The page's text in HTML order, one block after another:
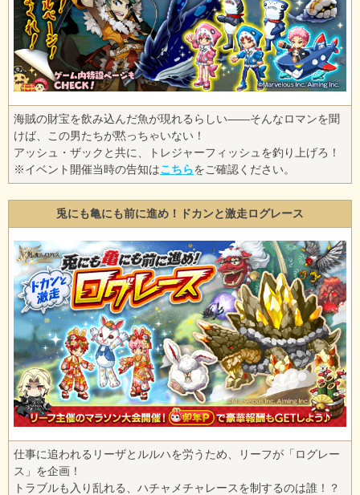
海賊の財宝を飲み込んだ魚が現れるらしい――そんなロマンを聞
けば、この男たちが黙っちゃいない！
アッシュ・ザックと共に、トレジャーフィッシュを釣り上げろ！
※イベント開催当時の告知はこちらをご確認ください。
兎にも亀にも前に進め！ドカンと激走ログレース
仕事に追われるリーザとルルハを労うため、リーフが「ログレー
ス」を企画！
トラブルも入り乱れる、ハチャメチャレースを制するのは誰！？